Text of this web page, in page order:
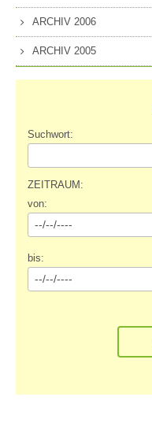
ARCHIV 2006
ARCHIV 2005
Suchwort:
ZEITRAUM:
von:
bis: